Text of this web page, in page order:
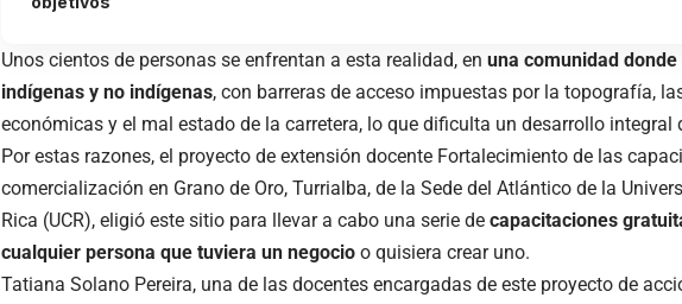
Unos cientos de personas se enfrentan a esta realidad, en una comunidad
indígenas y no indígenas, con barreras de acceso impuestas por la topografía,
económicas y el mal estado de la carretera, lo que dificulta un desarrollo integral
Por estas razones, el proyecto de extensión docente Fortalecimiento de las
comercialización en Grano de Oro, Turrialba, de la Sede del Atlántico de la
Rica (UCR), eligió este sitio para llevar a cabo una serie de capacitaciones
cualquier persona que tuviera un negocio o quisiera crear uno.
Tatiana Solano Pereira, una de las docentes encargadas de este proyecto de